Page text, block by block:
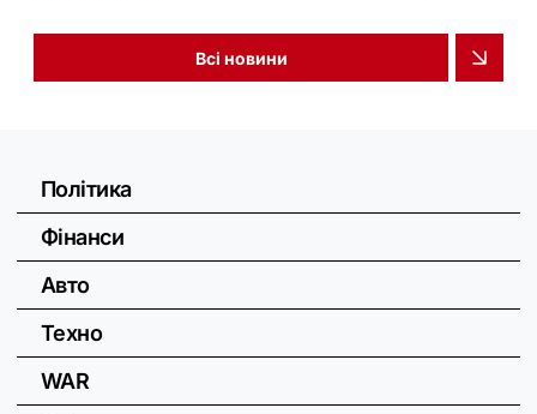
Всі новини
Політика
Фінанси
Авто
Техно
WAR